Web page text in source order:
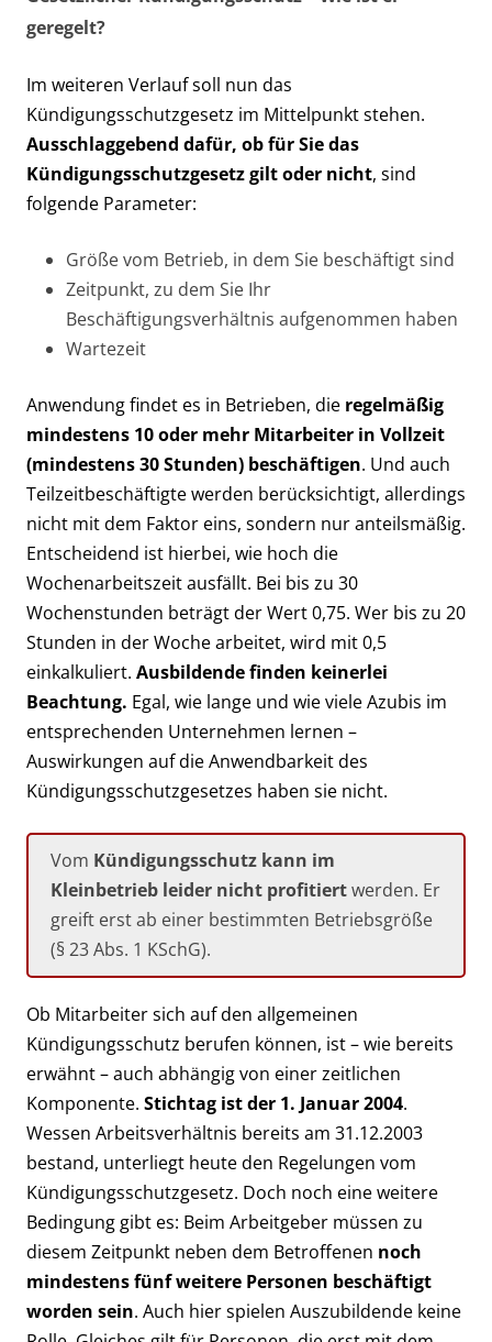
geregelt?
Im weiteren Verlauf soll nun das
Kündigungsschutzgesetz im Mittelpunkt stehen.
Ausschlaggebend dafür, ob für Sie das
Kündigungsschutzgesetz gilt oder nicht, sind
folgende Parameter:
Größe vom Betrieb, in dem Sie beschäftigt sind
Zeitpunkt, zu dem Sie Ihr
Beschäftigungsverhältnis aufgenommen haben
Wartezeit
Anwendung findet es in Betrieben, die regelmäßig
mindestens 10 oder mehr Mitarbeiter in Vollzeit
(mindestens 30 Stunden) beschäftigen. Und auch
Teilzeitbeschäftigte werden berücksichtigt, allerdings
nicht mit dem Faktor eins, sondern nur anteilsmäßig.
Entscheidend ist hierbei, wie hoch die
Wochenarbeitszeit ausfällt. Bei bis zu 30
Wochenstunden beträgt der Wert 0,75. Wer bis zu 20
Stunden in der Woche arbeitet, wird mit 0,5
einkalkuliert. Ausbildende finden keinerlei
Beachtung. Egal, wie lange und wie viele Azubis im
entsprechenden Unternehmen lernen –
Auswirkungen auf die Anwendbarkeit des
Kündigungsschutzgesetzes haben sie nicht.
Vom Kündigungsschutz kann im
Kleinbetrieb leider nicht profitiertwerden. Er
greift erst ab einer bestimmten Betriebsgröße
(§ 23 Abs. 1 KSchG).
Ob Mitarbeiter sich auf den allgemeinen
Kündigungsschutz berufen können, ist – wie bereits
erwähnt – auch abhängig von einer zeitlichen
Komponente. Stichtag ist der 1. Januar 2004.
Wessen Arbeitsverhältnis bereits am 31.12.2003
bestand, unterliegt heute den Regelungen vom
Kündigungsschutzgesetz. Doch noch eine weitere
Bedingung gibt es: Beim Arbeitgeber müssen zu
diesem Zeitpunkt neben dem Betroffenen noch
mindestens fünf weitere Personen beschäftigt
worden sein. Auch hier spielen Auszubildende keine